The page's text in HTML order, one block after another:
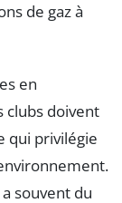
de gaz à
en
clubs doivent
qui privilégie
souvent du